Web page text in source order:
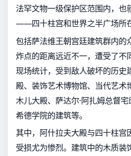
法罕文物一级保护区范围内，也
——四十柱宫和世界之半广场所
包括萨法维王朝宫廷建筑群内的
炸点的距离远近不一，遭受了不
现场统计，受到敌人破坏的历史
殿、装饰艺术博物馆、当代艺术
木儿大殿、萨达尔·阿扎姆总督
希德学院的建筑等。
其中，阿什拉夫大殿与四十柱宫
受损尤为惨烈。建筑中的木质装